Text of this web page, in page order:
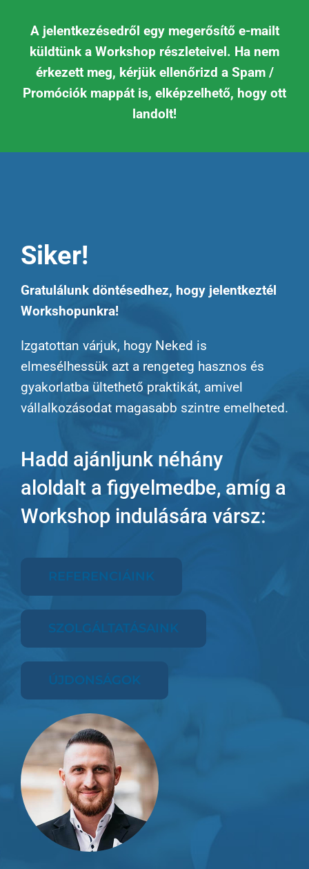
A jelentkezésedről egy megerősítő e-mailt
küldtünk a Workshop részleteivel. Ha nem
érkezett meg, kérjük ellenőrizd a Spam /
Promóciók mappát is, elképzelhető, hogy ott
landolt!
Siker!
Gratulálunk döntésedhez, hogy jelentkeztél
Workshopunkra!
Izgatottan várjuk, hogy Neked is
elmesélhessük azt a rengeteg hasznos és
gyakorlatba ültethető praktikát, amivel
vállalkozásodat magasabb szintre emelheted.
Hadd ajánljunk néhány
aloldalt a figyelmedbe, amíg a
Workshop indulására vársz:
REFERENCIÁINK
SZOLGÁLTATÁSAINK
ÚJDONSÁGOK